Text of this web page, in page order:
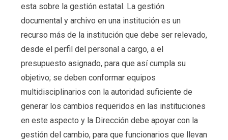
esta sobre la gestión estatal. La gestión
documental y archivo en una institución es un
recurso más de la institución que debe ser relevado,
desde el perfil del personal a cargo, a el
presupuesto asignado, para que así cumpla su
objetivo; se deben conformar equipos
multidisciplinarios con la autoridad suficiente de
generar los cambios requeridos en las instituciones
en este aspecto y la Dirección debe apoyar con la
gestión del cambio, para que funcionarios que llevan